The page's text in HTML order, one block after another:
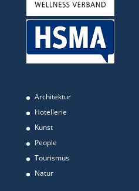
Architektur
Hotellerie
Kunst
People
Tourismus
Natur